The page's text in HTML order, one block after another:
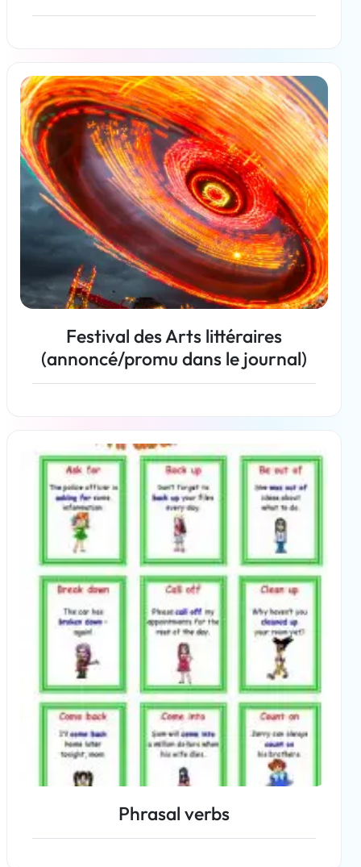
En savoir plus
Festival des Arts littéraires
(annoncé/promu dans le journal)
En savoir plus
Phrasal verbs